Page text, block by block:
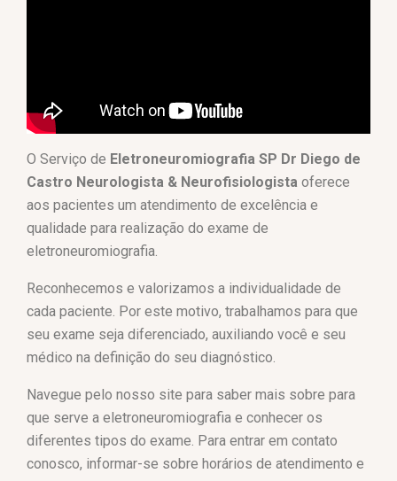
O Serviço de Eletroneuromiografia SP Dr Diego de
Castro Neurologista & Neurofisiologista oferece
aos pacientes um atendimento de excelência e
qualidade para realização do exame de
eletroneuromiografia.
Reconhecemos e valorizamos a individualidade de
cada paciente. Por este motivo, trabalhamos para que
seu exame seja diferenciado, auxiliando você e seu
médico na definição do seu diagnóstico.
Navegue pelo nosso site para saber mais sobre para
que serve a eletroneuromiografia e conhecer os
diferentes tipos do exame. Para entrar em contato
conosco, informar-se sobre horários de atendimento e